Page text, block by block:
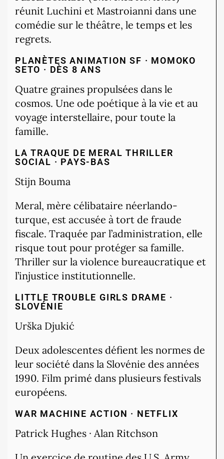
réunit Luchini et Mastroianni dans une
comédie sur le théâtre, le temps et les
regrets.
PLANÈTESANIMATION SF · MOMOKO
SETO · DÈS 8 ANS
Quatre graines propulsées dans le
cosmos. Une ode poétique à la vie et au
voyage interstellaire, pour toute la
famille.
LA TRAQUE DE MERALTHRILLER
SOCIAL · PAYS-BAS
Stijn Bouma
Meral, mère célibataire néerlando-
turque, est accusée à tort de fraude
fiscale. Traquée par l’administration, elle
risque tout pour protéger sa famille.
Thriller sur la violence bureaucratique et
l’injustice institutionnelle.
LITTLE TROUBLE GIRLS DRAME ·
SLOVÉNIE
Urška Djukić
Deux adolescentes défient les normes de
leur société dans la Slovénie des années
1990. Film primé dans plusieurs festivals
européens.
WAR MACHINE ACTION · NETFLIX
Patrick Hughes · Alan Ritchson